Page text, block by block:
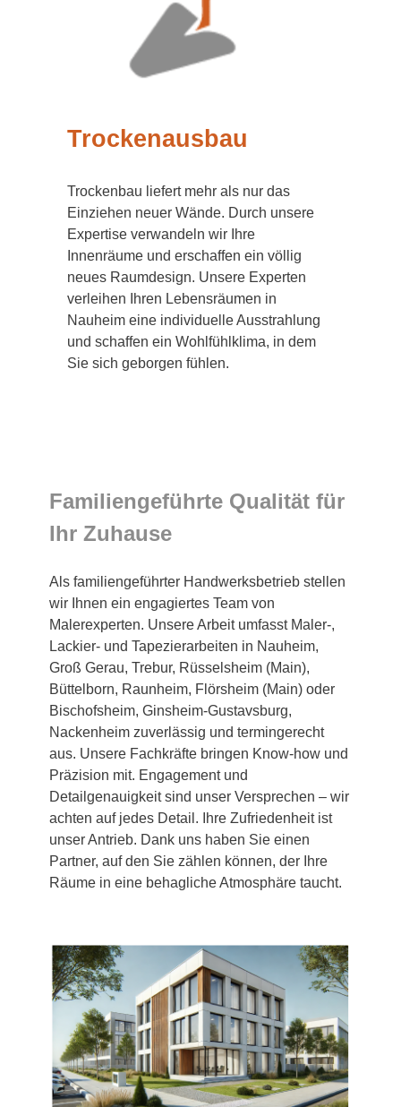
Trockenausbau
Trockenbau liefert mehr als nur das
Einziehen neuer Wände. Durch unsere
Expertise verwandeln wir Ihre
Innenräume und erschaffen ein völlig
neues Raumdesign. Unsere Experten
verleihen Ihren Lebensräumen in
Nauheim eine individuelle Ausstrahlung
und schaffen ein Wohlfühlklima, in dem
Sie sich geborgen fühlen.
Familiengeführte Qualität für
Ihr Zuhause
Als familiengeführter Handwerksbetrieb stellen
wir Ihnen ein engagiertes Team von
Malerexperten. Unsere Arbeit umfasst Maler-,
Lackier- und Tapezierarbeiten in Nauheim,
Groß Gerau, Trebur, Rüsselsheim (Main),
Büttelborn, Raunheim, Flörsheim (Main) oder
Bischofsheim, Ginsheim-Gustavsburg,
Nackenheim zuverlässig und termingerecht
aus. Unsere Fachkräfte bringen Know-how und
Präzision mit. Engagement und
Detailgenauigkeit sind unser Versprechen – wir
achten auf jedes Detail. Ihre Zufriedenheit ist
unser Antrieb. Dank uns haben Sie einen
Partner, auf den Sie zählen können, der Ihre
Räume in eine behagliche Atmosphäre taucht.